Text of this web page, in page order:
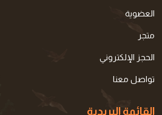
العضوية
متجر
الحجز الإلكتروني
تواصل معنا
القائمة البريدية